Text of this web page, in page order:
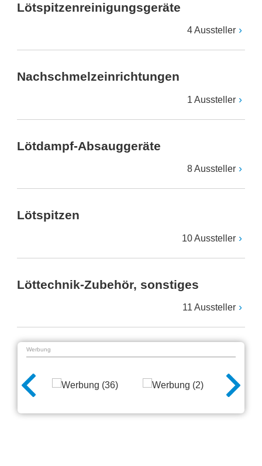
Lötspitzenreinigungsgeräte
4 Aussteller
Nachschmelzeinrichtungen
1 Aussteller
Lötdampf-Absauggeräte
8 Aussteller
Lötspitzen
10 Aussteller
Löttechnik-Zubehör, sonstiges
11 Aussteller
Werbung